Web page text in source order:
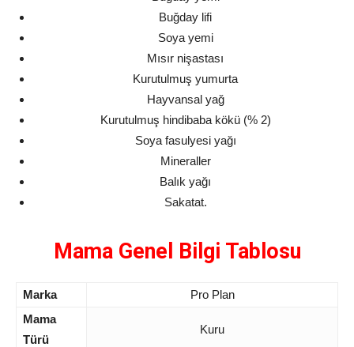
Buğday lifi
Soya yemi
Mısır nişastası
Kurutulmuş yumurta
Hayvansal yağ
Kurutulmuş hindibaba kökü (% 2)
Soya fasulyesi yağı
Mineraller
Balık yağı
Sakatat.
Mama Genel Bilgi Tablosu
Marka
Pro Plan
Mama
Türü
Kuru